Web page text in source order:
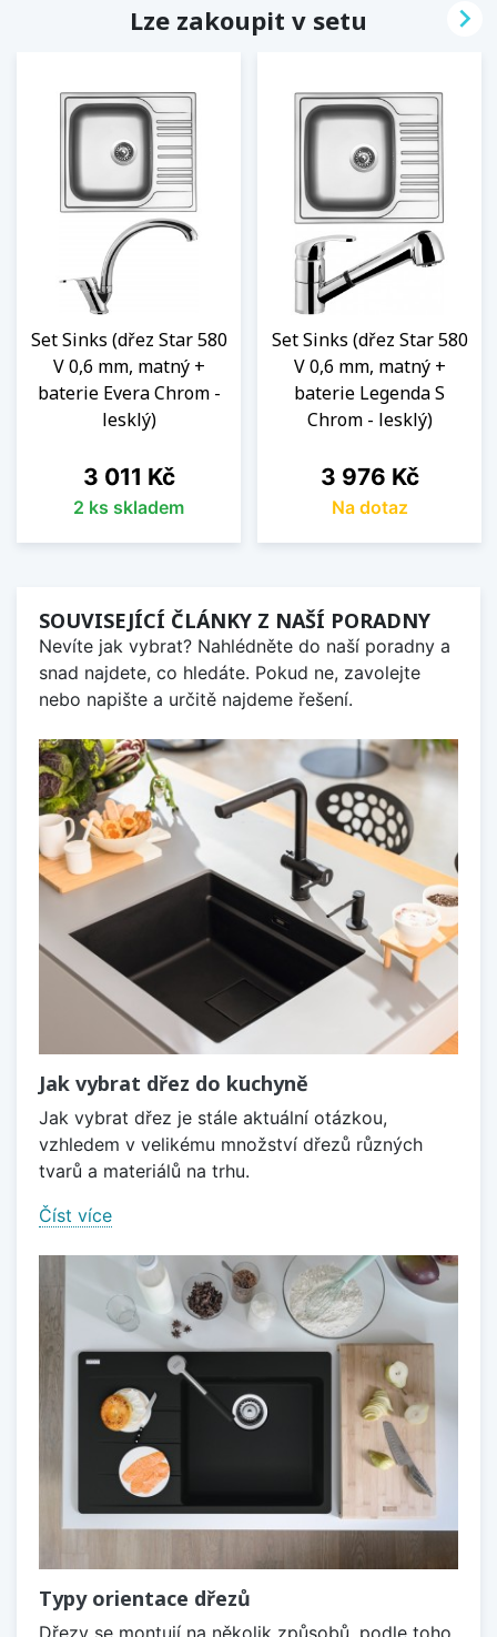
Lze zakoupit v setu
Set Sinks (dřez Star 580
V 0,6 mm, matný +
baterie Evera Chrom -
lesklý)
Cena
3 011 Kč
2 ks skladem
Set Sinks (dřez Star 580
V 0,6 mm, matný +
baterie Legenda S
Chrom - lesklý)
Cena
3 976 Kč
Na dotaz

SOUVISEJÍCÍ ČLÁNKY Z NAŠÍ PORADNY
Nevíte jak vybrat? Nahlédněte do naší poradny a
snad najdete, co hledáte. Pokud ne, zavolejte
nebo napište a určitě najdeme řešení.
Jak vybrat dřez do kuchyně
Jak vybrat dřez je stále aktuální otázkou,
vzhledem v velikému množství dřezů různých
tvarů a materiálů na trhu.
Číst více
Typy orientace dřezů